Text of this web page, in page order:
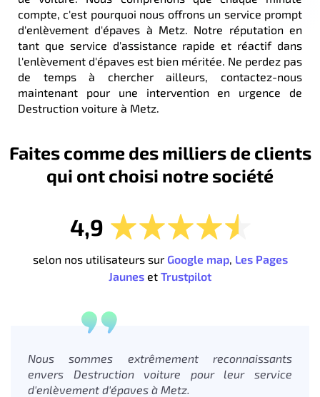
compte, c'est pourquoi nous offrons un service prompt
d'enlèvement d'épaves à Metz. Notre réputation en
tant que service d'assistance rapide et réactif dans
l'enlèvement d'épaves est bien méritée. Ne perdez pas
de temps à chercher ailleurs, contactez-nous
maintenant pour une intervention en urgence de
Destruction voiture à Metz.
Faites comme des milliers de clients
qui ont choisi notre société
4,9
selon nos utilisateurs sur Google map, Les Pages
Jaunes et Trustpilot
Nous sommes extrêmement reconnaissants
envers Destruction voiture pour leur service
d'enlèvement d'épaves à Metz.